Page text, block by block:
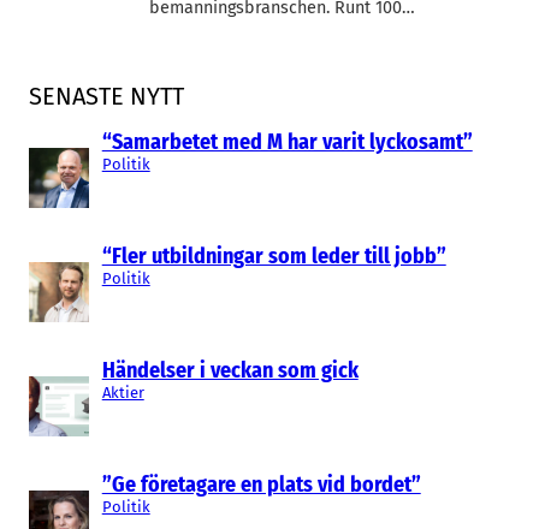
SENASTE NYTT
“Samarbetet med M har varit lyckosamt”
Politik
“Fler utbildningar som leder till jobb”
Politik
Händelser i veckan som gick
Aktier
”Ge företagare en plats vid bordet”
Politik
bemanningsbranschen. Runt 100…